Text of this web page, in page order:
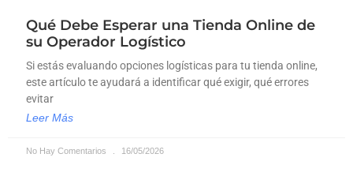
Qué Debe Esperar una Tienda Online de
su Operador Logístico
Si estás evaluando opciones logísticas para tu tienda online,
este artículo te ayudará a identificar qué exigir, qué errores
evitar
Leer Más
No Hay Comentarios 16/05/2026